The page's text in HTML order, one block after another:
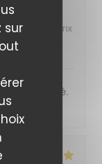
sur
/5 Qualité / Prix
attentionné.